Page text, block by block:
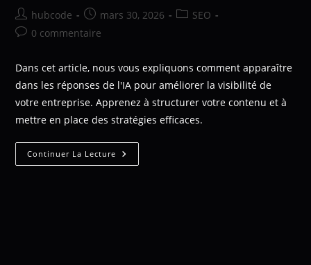
hubcode mars 30, 2026
SEO
0 commentaire
Dans cet article, nous vous expliquons comment apparaître
dans les réponses de l'IA pour améliorer la visibilité de
votre entreprise. Apprenez à structurer votre contenu et à
mettre en place des stratégies efficaces.
Continuer La Lecture